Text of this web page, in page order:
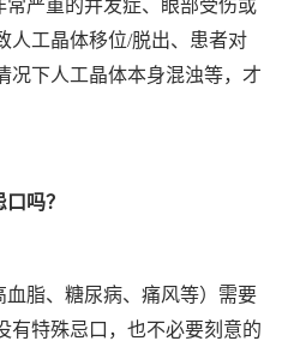
严重的并发症、眼部受伤或
人工晶体移位/脱出、患者对
况下人工晶体本身混浊等，才
吗？
血脂、糖尿病、痛风等）需要
有特殊忌口，也不必要刻意的